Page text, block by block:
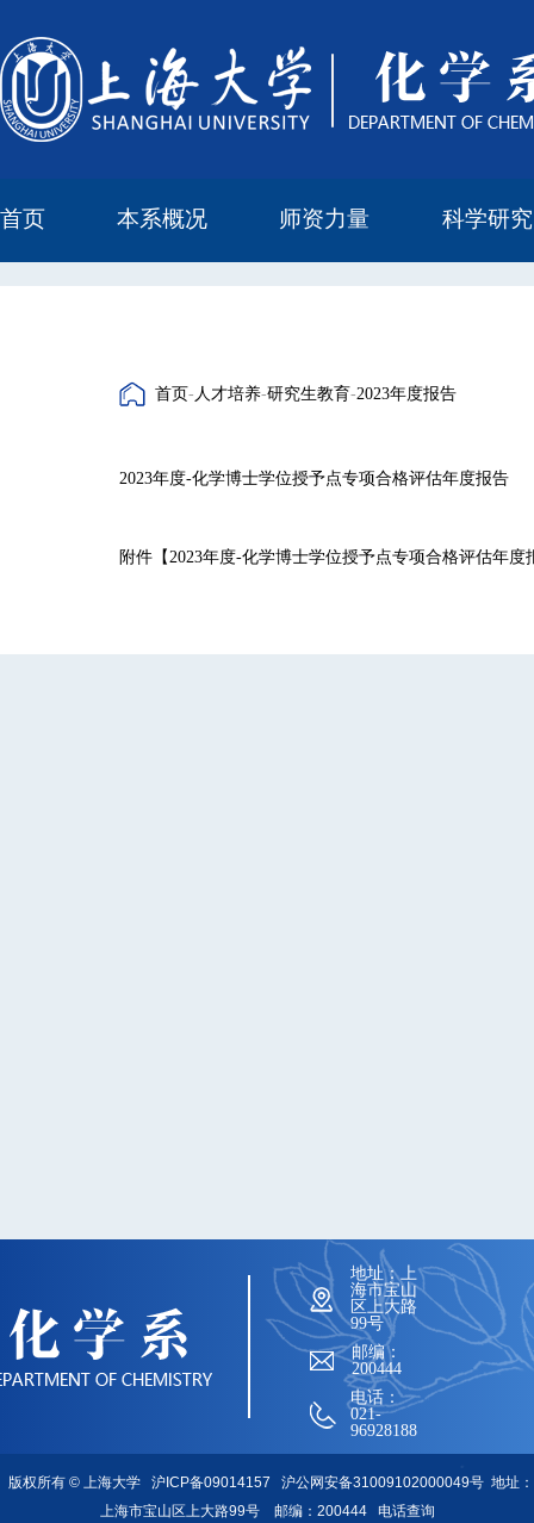
首页 本系概况 师资力量 科学研究
首页- 人才培养-研究生教育-2023年度报告
2023年度-化学博士学位授予点专项合格评估年度报告
附件【2023年度-化学博士学位授予点专项合格评估年度
地址：上
海市宝山
区上大路
99号
邮编：
200444
电话：
021-
96928188
版权所有 ©上海大学 沪ICP备09014157 沪公网安备31009102000049号地址：
上海市宝山区上大路99号 邮编：200444 电话查询